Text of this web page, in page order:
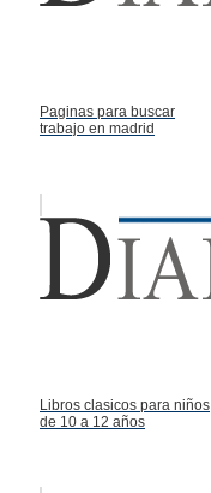
Paginas para buscar
trabajo en madrid
Libros clasicos para niños
de 10 a 12 años